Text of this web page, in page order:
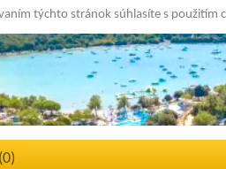
týchto stránok súhlasíte s použitím
0)